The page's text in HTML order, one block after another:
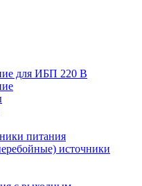
для ИБП 220 В
питания
источники